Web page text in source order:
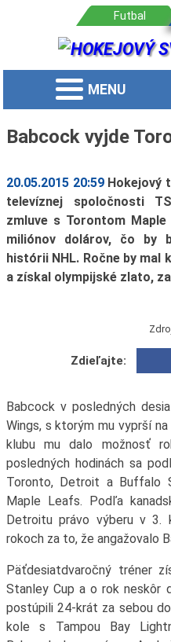
MENU
Babcock vyjde
20.05.2015 20:59 Hokejový
televíznej spoločnosti
zmluve s Torontom
miliónov dolárov, čo by
histórii NHL. Ročne by mal
a získal olympijské zlato,
Zdieľajte:
Babcock v posledných
Wings, s ktorým mu vyprší
klubu mu dalo možnosť
posledných hodinách sa
Toronto, Detroit a Buffalo
Maple Leafs. Podľa
Detroitu právo výberu v
rokoch za to, že angažovalo
Päťdesiatdvaročný tréner
Stanley Cup a o rok neskôr
postúpili 24-krát za sebou
kole s Tampou Bay